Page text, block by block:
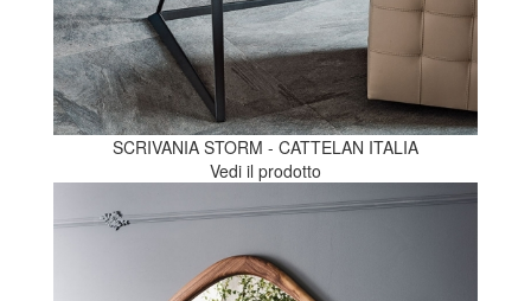
SCRIVANIA STORM - CATTELAN ITALIA
Vedi il prodotto